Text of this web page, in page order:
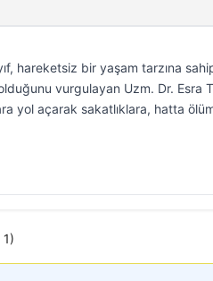
hareketsiz bir yaşam tarzına
vurgulayan Uzm. Dr. Esra
yol açarak sakatlıklara, hatta